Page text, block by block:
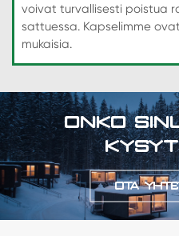
voivat turvallisesti poistua
sattuessa. Kapselimme
mukaisia.
ONKO
OTA